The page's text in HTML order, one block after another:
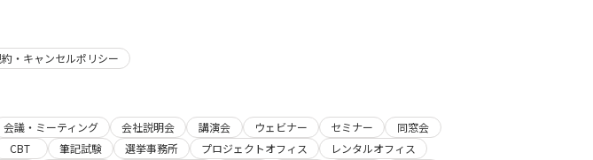
・キャンセルポリシー
会議・ミーティング 会社説明会 講演会 ウェビナー セミナー
同窓会
CBT 筆記試験 選挙事務所 プロジェクトオフィス
レンタルオフィス